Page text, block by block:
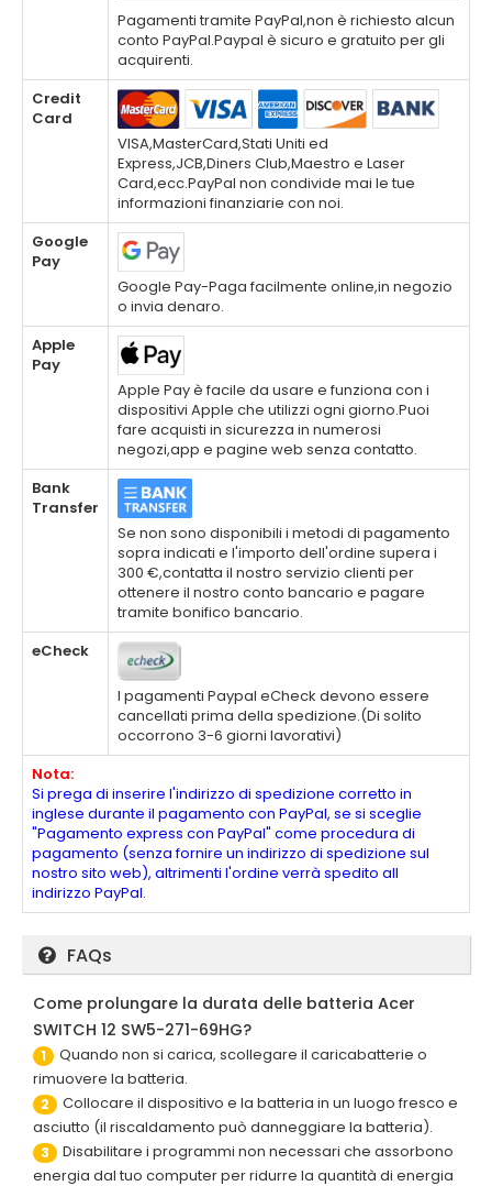
Pagamenti tramite PayPal,non è richiesto alcun
conto PayPal.Paypal è sicuro e gratuito per gli
acquirenti.
Credit
Card
VISA,MasterCard,Stati Uniti ed
Express,JCB,Diners Club,Maestro e Laser
Card,ecc.PayPal non condivide mai le tue
informazioni finanziarie con noi.
Google
Pay
Google Pay-Paga facilmente online,in negozio
o invia denaro.
Apple
Pay
Apple Pay è facile da usare e funziona con i
dispositivi Apple che utilizzi ogni giorno.Puoi
fare acquisti in sicurezza in numerosi
negozi,app e pagine web senza contatto.
Bank
Transfer
Se non sono disponibili i metodi di pagamento
sopra indicati e l'importo dell'ordine supera i
300 €,contatta il nostro servizio clienti per
ottenere il nostro conto bancario e pagare
tramite bonifico bancario.
eCheck
I pagamenti Paypal eCheck devono essere
cancellati prima della spedizione.(Di solito
occorrono 3-6 giorni lavorativi)
Nota:
Si prega di inserire l'indirizzo di spedizione corretto in
inglese durante il pagamento con PayPal, se si sceglie
"Pagamento express con PayPal" come procedura di
pagamento (senza fornire un indirizzo di spedizione sul
nostro sito web), altrimenti l'ordine verrà spedito all
indirizzo PayPal.
FAQs
Come prolungare la durata delle batteria Acer
SWITCH 12 SW5-271-69HG?
1
Quando non si carica, scollegare il caricabatterie o
rimuovere la batteria.
2
Collocare il dispositivo e la batteria in un luogo fresco e
asciutto (il riscaldamento può danneggiare la batteria).
3
Disabilitare i programmi non necessari che assorbono
energia dal tuo computer per ridurre la quantità di energia